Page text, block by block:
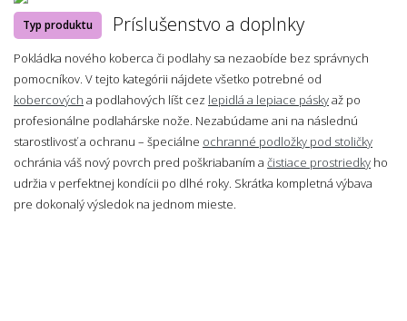
Typ produktu Príslušenstvo a doplnky
Pokládka nového koberca či podlahy sa nezaobíde bez správnych
pomocníkov. V tejto kategórii nájdete všetko potrebné od
kobercových a podlahových líšt cez lepidlá a lepiace páskyaž po
profesionálne podlahárske nože. Nezabúdame ani na následnú
starostlivosť a ochranu – špeciálne ochranné podložky pod stoličky
ochránia váš nový povrch pred poškriabaním a čistiace prostriedky ho
udržia v perfektnej kondícii po dlhé roky. Skrátka kompletná výbava
pre dokonalý výsledok na jednom mieste.